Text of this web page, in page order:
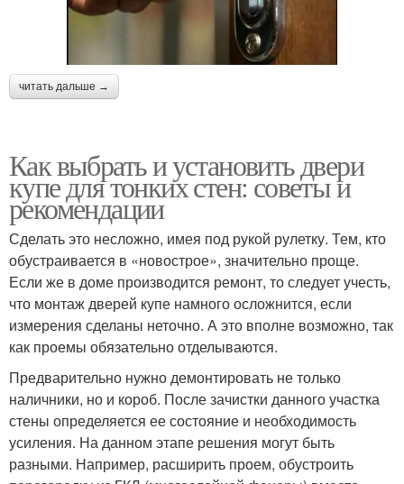
читать дальше →
Как выбрать и установить двери
купе для тонких стен: советы и
рекомендации
Сделать это несложно, имея под рукой рулетку. Тем, кто
обустраивается в «новострое», значительно проще.
Если же в доме производится ремонт, то следует учесть,
что монтаж дверей купе намного осложнится, если
измерения сделаны неточно. А это вполне возможно, так
как проемы обязательно отделываются.
Предварительно нужно демонтировать не только
наличники, но и короб. После зачистки данного участка
стены определяется ее состояние и необходимость
усиления. На данном этапе решения могут быть
разными. Например, расширить проем, обустроить